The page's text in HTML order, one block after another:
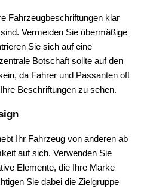
Fahrzeugbeschriftungen klar
Vermeiden Sie übermäßige
Sie sich auf eine
Botschaft sollte auf den
da Fahrer und Passanten oft
Beschriftungen zu sehen.
Ihr Fahrzeug von anderen ab
auf sich. Verwenden Sie
Elemente, die Ihre Marke
Sie dabei die Zielgruppe